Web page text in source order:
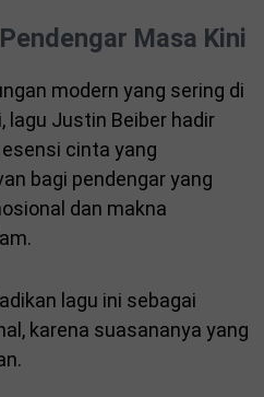
Masa Kini
modern yang sering di
lagu Justin Beiber hadir
cinta yang
bagi pendengar yang
dan makna
lagu ini sebagai
karena suasananya yang